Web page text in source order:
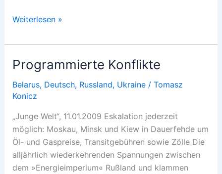
Kapitalistische
Weiterlesen »
Programmierte Konflikte
Belarus, Deutsch, Russland, Ukraine/ Tomasz
Konicz
„Junge Welt“, 11.01.2009 Eskalation jederzeit
möglich: Moskau, Minsk und Kiew in Dauerfehde um
Öl- und Gaspreise, Transitgebühren sowie Zölle Die
alljährlich wiederkehrenden Spannungen zwischen
dem »Energieimperium« Rußland und klammen